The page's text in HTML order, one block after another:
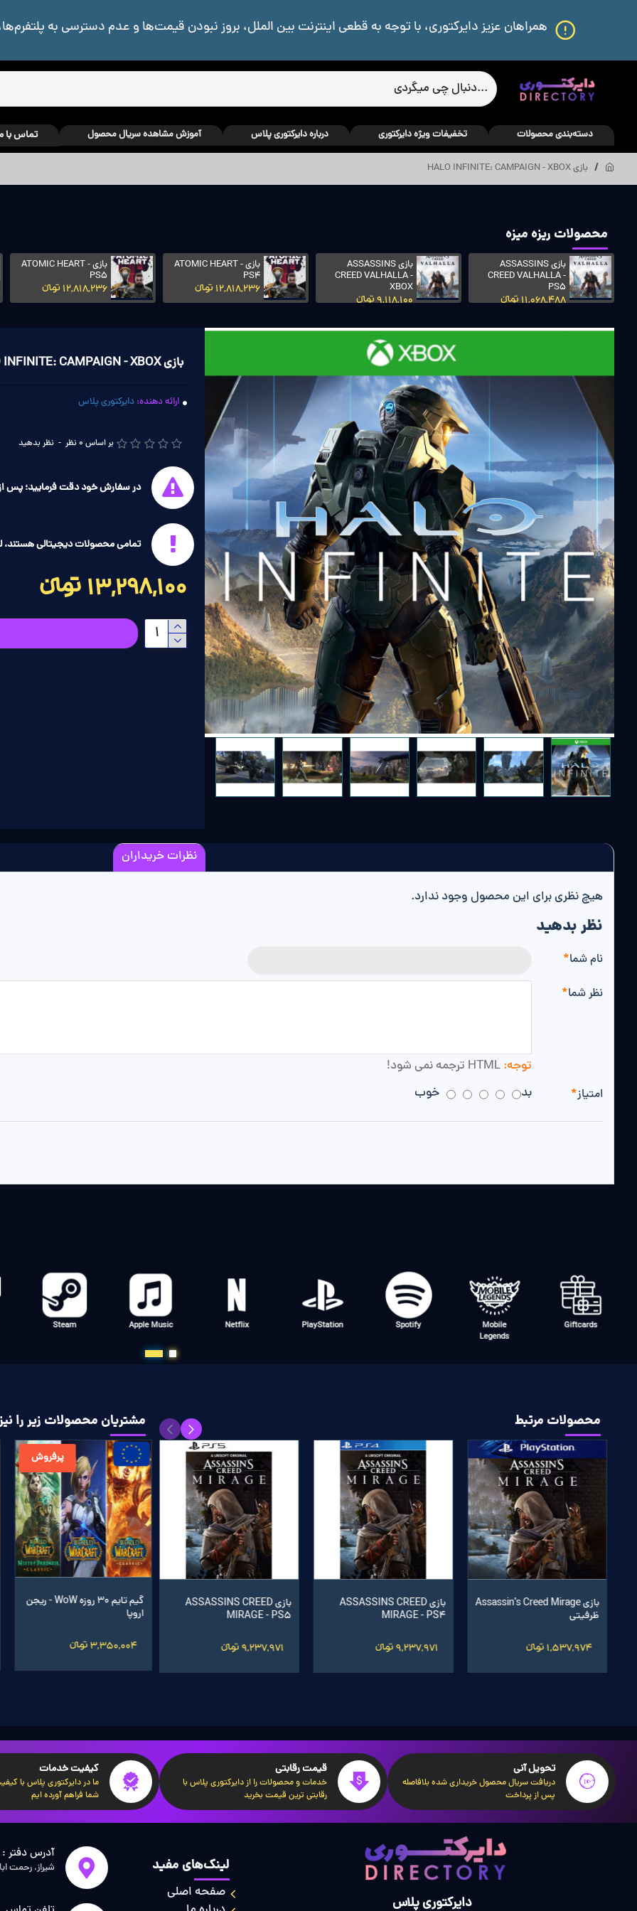
همراهان عزیز دایرکتوری، با توجه به قطعی اینترنت بین الملل، بروز نبودن قیمت‌ها و عدم دسترسی به
دسته‌بندی محصولات تخفیفات ویژه دایرکتوری درباره دایرکتوری پلاس آموزش مشاهده سریال محصول تماس با
بازی HALO INFINITE: CAMPAIGN - XBOX
محصولات ریزه میزه
بازی ASSASSINS
CREED VALHALLA -
PS5
11,068,488 تومانءءء
بازی ASSASSINS
CREED VALHALLA -
XBOX
9,118,100 تومانءءء
بازی ATOMIC HEART -
PS4
12,818,236 تومانءءء
بازی ATOMIC HEART -
PS5
12,818,236 تومانءءء
بازی HALO INFINITE: CAMPAIGN - XBOX
ارائه دهنده: دایرکتوری پلاس
بر اساس 0 نظر - نظر بدهید
13,298,100 تومانءءء
در سفارش خود دقت فرمایید؛ پس
تمامی محصولات دیجیتالی
نظرات خریداران
هیچ نظری برای این محصول وجود ندارد.
نظر بدهید
نام شما
نظر شما
توجه:
امتیاز بد خوب
Giftcards
Mobile
Legends
Spotify
PlayStation
Netflix
Apple Music
Steam
محصولات مرتبط
بازی Assassin's Creed Mirage
ظرفیتی
1,537,974 تومانءءء
بازی ASSASSINS CREED
MIRAGE - PS4
9,237,971 تومانءءء
بازی ASSASSINS CREED
MIRAGE - PS5
9,237,971 تومانءءء
مشتریان محصولات زیر را
پرفروش
اشتراک 60 روزه World of
Warcraft سرور اروپا
5,350,001 تومانءءء
پرفروش
بازی World of Warcraft®:
Midnight ریجن اروپا
8,200,001 تومانءءء
پرفروش
اشتراک گیرآپ بوستر 1 ماهه
پرفروش
گیم تایم 30 روزه WoW - ریجن
اروپا
3,350,004 تومانءءء
تحویل آنی
دریافت سریال محصول خریداری شده بلافاصله
پس از پرداخت
قیمت رقابتی
خدمات و محصولات را از دایرکتوری پلاس با
رقابتی ترین قیمت بخرید
کیفیت خدمات
ما در دایرکتوری پلاس با
شما فراهم آورده ایم
دایرکتوری پلاس
لینک‌های مفید
صفحه اصلی
آدرس دفتر :
شیراز، رحمت